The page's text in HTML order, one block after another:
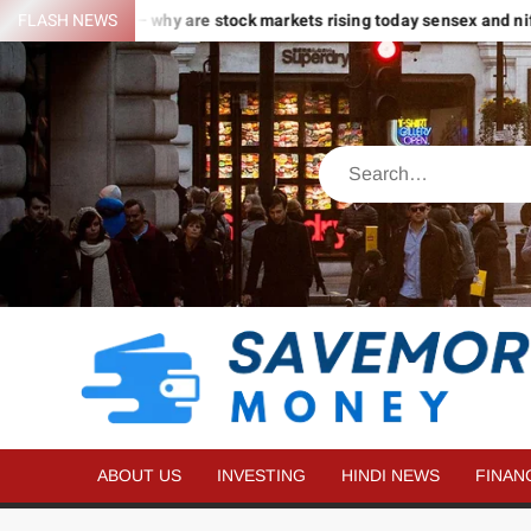
FLASH NEWS
2% की धुआंधार तेजी – why are stock markets rising today sensex and
ABOUT US INVESTING HINDI NEWS